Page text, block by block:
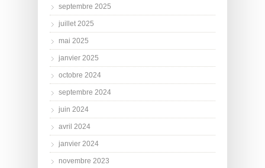
septembre 2025
juillet 2025
mai 2025
janvier 2025
octobre 2024
septembre 2024
juin 2024
avril 2024
janvier 2024
novembre 2023